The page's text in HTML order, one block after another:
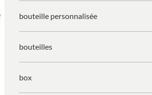
bouteille personnalisée
bouteilles
box